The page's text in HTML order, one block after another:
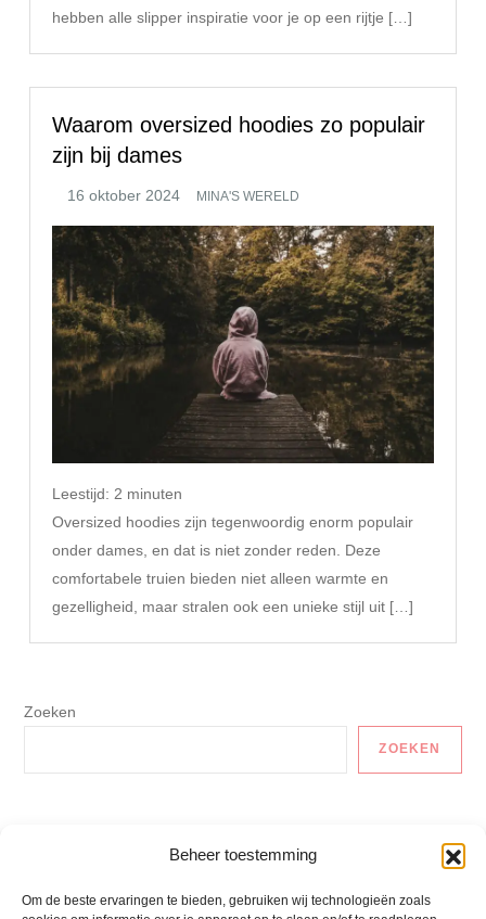
Beheer toestemming
Om de beste ervaringen te bieden, gebruiken wij technologieën zoals
hebben alle slipper inspiratie voor je op een rijtje […]
Waarom oversized hoodies zo populair
zijn bij dames
MINA'S WERELD
Leestijd: 2 minuten
Oversized hoodies zijn tegenwoordig enorm populair
onder dames, en dat is niet zonder reden. Deze
comfortabele truien bieden niet alleen warmte en
gezelligheid, maar stralen ook een unieke stijl uit […]
Zoeken
ZOEKEN